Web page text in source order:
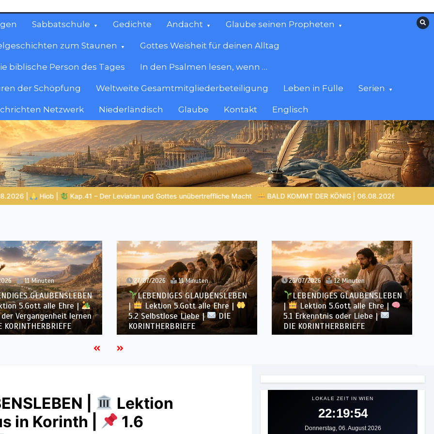
Sabbatschule Gedichte Andacht Glaube seinen Propheten
zum Staunen Gottes Weisheit für deinen Alltag
biblische Person des Tages In den Psalmen lesen, wenn …
der Schöpfung Weltweite Gesamtmitgliederbeteiligung Leben in Fülle Serien
Netzwerk Niederländisch Glaube Kontakt Englisch
Macht BALD KOMMT DER KÖNIG | 06.08.2026 | Gebet formt den Charakter: Das verborgene Leben mit Gott
11 Minuten
GLAUBENSLEBEN
5.Gott alle Ehre |
Vergangenheit lernen
27/07/2026 11 Minuten
LEBENDIGES GLAUBENSLEBEN
|
Lektion 5.Gott alle Ehre |
5.2 Selbstlose Liebe |
DIE
KORINTHERBRIEFE
26/07/2026 12 Minuten
LEBENDIGES GLAUBENSLEBEN
|
Lektion 5.Gott alle Ehre |
5.1 Erkenntnis oder Liebe |
DIE KORINTHERBRIEFE
|
Lektion
in Korinth |
1.6
LOKALE ZEIT IN WIEN
22:19:57
Donnerstag, 06. August 2026